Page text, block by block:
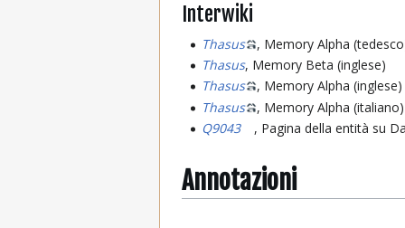
Interwiki
Thasus
, Memory Alpha
Thasus, Memory Beta (inglese)
Thasus
, Memory Alpha (inglese)
Thasus
, Memory Alpha (italiano)
Q9043
, Pagina della entità su
Annotazioni